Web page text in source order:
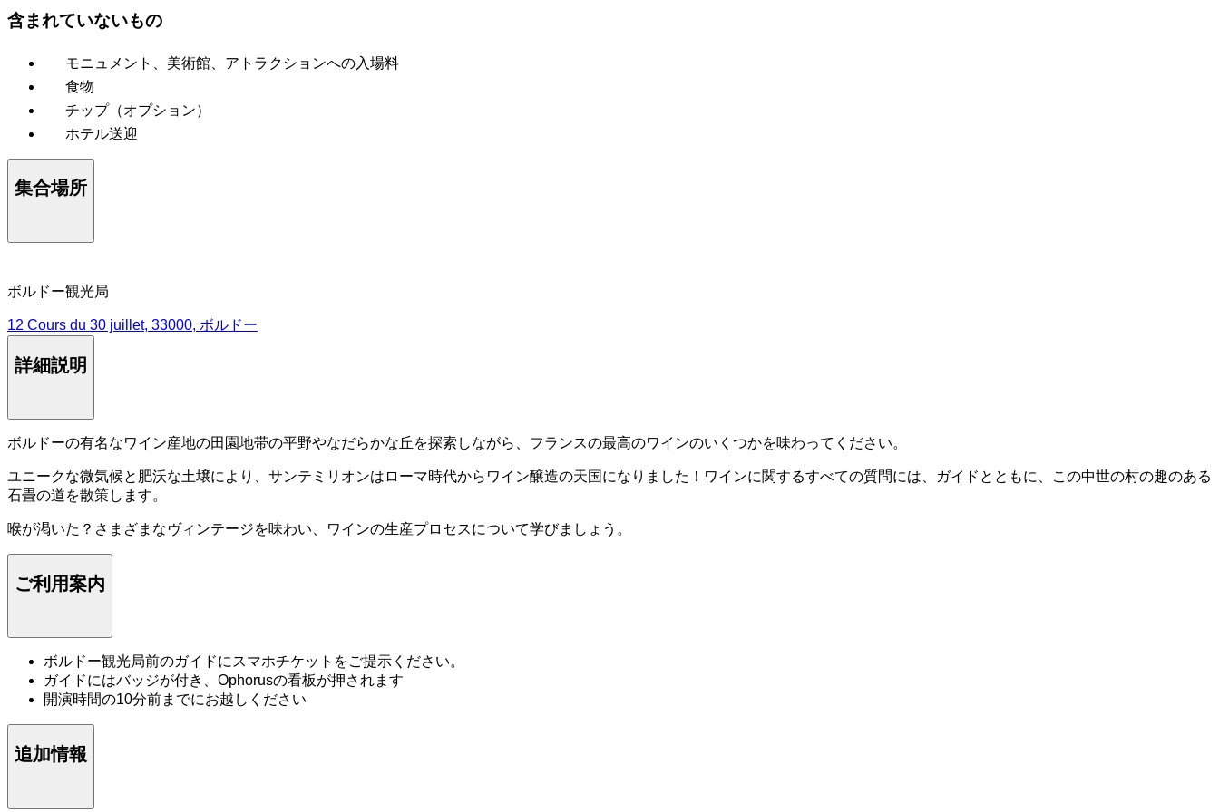
含まれていないもの
モニュメント、美術館、アトラクションへの入場料
食物
チップ（オプション）
ホテル送迎
集合場所
ボルドー観光局
12 Cours du 30 juillet, 33000, ボルドー
詳細説明
ボルドーの有名なワイン産地の田園地帯の平野やなだらかな丘を探索しながら、フランスの最高のワインのいくつかを味わってください。
ユニークな微気候と肥沃な土壌により、サンテミリオンはローマ時代からワイン醸造の天国になりました！ワインに関するすべての質問には、ガイドとともに、この中世の村の趣のある
石畳の道を散策します。
喉が渇いた？さまざまなヴィンテージを味わい、ワインの生産プロセスについて学びましょう。
ご利用案内
ボルドー観光局前のガイドにスマホチケットをご提示ください。
ガイドにはバッジが付き、Ophorusの看板が押されます
開演時間の10分前までにお越しください
追加情報